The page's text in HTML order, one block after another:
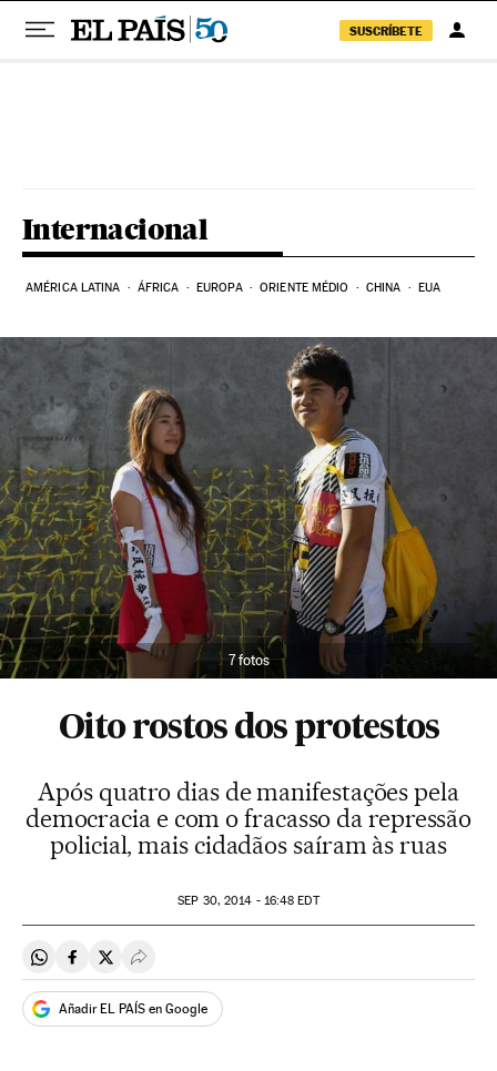
SUSCRÍBETE
Internacional
AMÉRICA LATINA ÁFRICA EUROPA ORIENTE MÉDIO CHINA EUA
7 fotos
Oito rostos dos protestos
Após quatro dias de manifestações pela
democracia e com o fracasso da repressão
policial, mais cidadãos saíram às ruas
SEP 30, 2014 - 16:48 EDT
Compartir en Whatsapp
Compartir en Facebook
Compartir en Twitter
Desplegar Redes Sociales
Añadir EL PAÍS en Google